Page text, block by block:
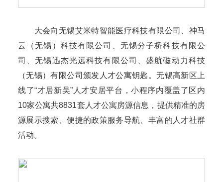
大会向无锡艾米特智能医疗科技有限公司、神马
云（无锡）科技有限公司、无锡分子桥科技有限公
司、无锡迅杰光远科技有限公司、盛航磁动力科技
（无锡）有限公司颁发人才公寓钥匙。无锡高新区上
线了“才居新吴”人才安居平台，小程序内覆盖了区内
10家公寓共8831套人才公寓房源信息，提供精准的房
源展示搜索、便捷的政策服务导航、丰富的人才社群
活动。